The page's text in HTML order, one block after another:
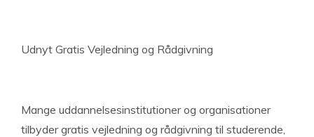
Udnyt Gratis Vejledning og Rådgivning
Mange uddannelsesinstitutioner og organisationer
tilbyder gratis vejledning og rådgivning til studerende,